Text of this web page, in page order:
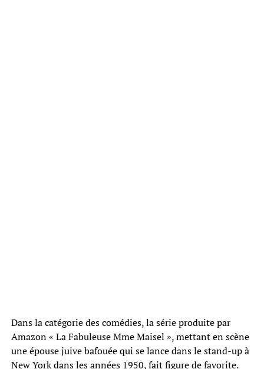
Dans la catégorie des comédies, la série produite par
Amazon « La Fabuleuse Mme Maisel », mettant en scène
une épouse juive bafouée qui se lance dans le stand-up à
New York dans les années 1950, fait figure de favorite.